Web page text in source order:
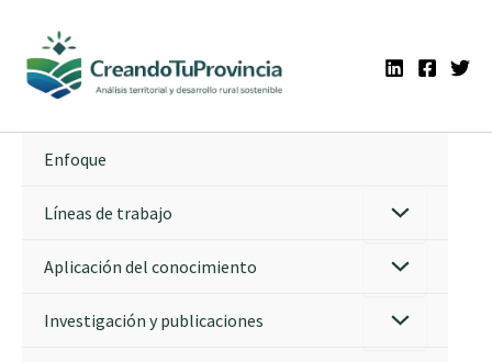
contenido
Enfoque
Líneas de trabajo
Aplicación del conocimiento
Investigación y publicaciones